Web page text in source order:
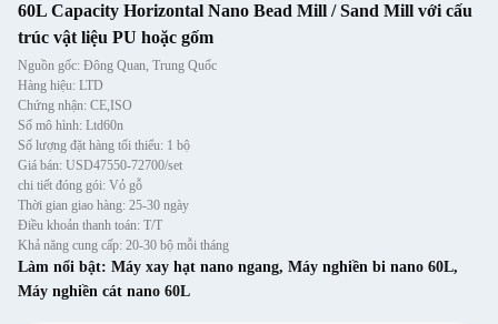
60L Capacity Horizontal Nano Bead Mill / Sand Mill với cấu
trúc vật liệu PU hoặc gốm
Nguồn gốc: Đông Quan, Trung Quốc
Hàng hiệu: LTD
Chứng nhận: CE,ISO
Số mô hình: Ltd60n
Số lượng đặt hàng tối thiểu: 1 bộ
Giá bán: USD47550-72700/set
chi tiết đóng gói: Vỏ gỗ
Thời gian giao hàng: 25-30 ngày
Điều khoản thanh toán: T/T
Khả năng cung cấp: 20-30 bộ mỗi tháng
Làm nổi bật: Máy xay hạt nano ngang, Máy nghiền bi nano 60L,
Máy nghiền cát nano 60L